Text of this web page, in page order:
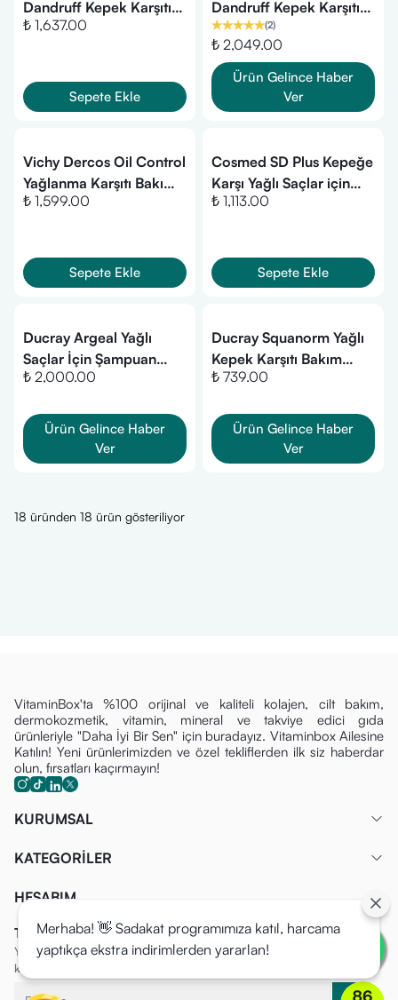
Dandruff Kepek Karşıtı
Şampuan 390 ml -
₺ 1,637.00
Sepete Ekle
Dandruff Kepek Karşıtı
Şampuan 500 ml -
Normal ve Yağlı Saçlar
(2)
₺ 2,049.00
Ürün Gelince Haber
Ver
Vichy Dercos Oil Control
Yağlanma Karşıtı Bakım
Şampuanı 200ml
₺ 1,599.00
Sepete Ekle
Cosmed SD Plus Kepeğe
Karşı Yağlı Saçlar için
Şampuan 200 ml
₺ 1,113.00
Sepete Ekle
Ducray Argeal Yağlı
Saçlar İçin Şampuan
200 ml
₺ 2,000.00
Ürün Gelince Haber
Ver
Ducray Squanorm Yağlı
Kepek Karşıtı Bakım
Şampuanı 200 ml
₺ 739.00
Ürün Gelince Haber
Ver
18 üründen 18 ürün gösteriliyor
VitaminBox'ta %100 orijinal ve kaliteli kolajen, cilt bakım,
dermokozmetik, vitamin, mineral ve takviye edici gıda
ürünleriyle "Daha İyi Bir Sen" için buradayız. Vitaminbox Ailesine
Katılın! Yeni ürünlerimizden ve özel tekliflerden ilk siz haberdar
olun, fırsatları kaçırmayın!
KURUMSAL
KATEGORİLER
HESABIM
Tüm Fırsatlardan İlk Siz Haberdar Olun!
Yeni ürünlerimizden ve özel tekliflerden ilk siz haberdar olun, fırsatları
kaçırmayın!
Merhaba! 👋 Sadakat programımıza katıl, harcama
yaptıkça ekstra indirimlerden yararlan!